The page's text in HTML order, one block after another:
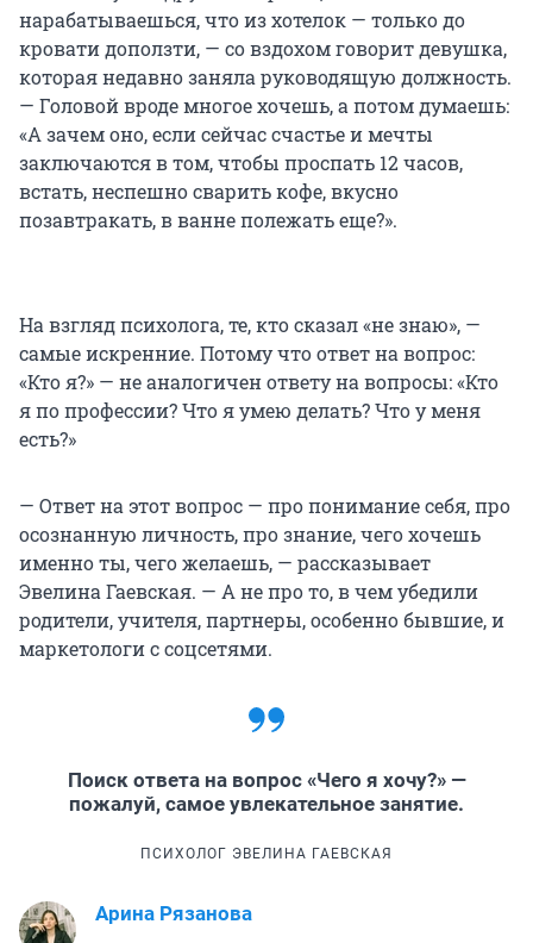
нарабатываешься, что из хотелок — только до
кровати доползти, — со вздохом говорит девушка,
которая недавно заняла руководящую должность.
— Головой вроде многое хочешь, а потом думаешь:
«А зачем оно, если сейчас счастье и мечты
заключаются в том, чтобы проспать 12 часов,
встать, неспешно сварить кофе, вкусно
позавтракать, в ванне полежать еще?».
На взгляд психолога, те, кто сказал «не знаю», —
самые искренние. Потому что ответ на вопрос:
«Кто я?» — не аналогичен ответу на вопросы: «Кто
я по профессии? Что я умею делать? Что у меня
есть?»
— Ответ на этот вопрос — про понимание себя, про
осознанную личность, про знание, чего хочешь
именно ты, чего желаешь, — рассказывает
Эвелина Гаевская. — А не про то, в чем убедили
родители, учителя, партнеры, особенно бывшие, и
маркетологи с соцсетями.
Поиск ответа на вопрос «Чего я хочу?» —
пожалуй, самое увлекательное занятие.
ПСИХОЛОГ ЭВЕЛИНА ГАЕВСКАЯ
Арина Рязанова